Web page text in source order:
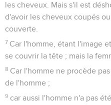
les cheveux. Mais s'il est
d'avoir les cheveux coupés
couverte.
7 Car l'homme, étant l'image
se couvrir la tête ; mais la
8 Car l'homme ne procède
de l'homme ;
9 car aussi l'homme n'a pas